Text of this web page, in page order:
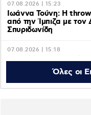
07.08.2026 | 15:23
Ιωάννα Τούνη: Η
από την Ίμπιζα με τον
Σπυριδωνίδη
07.08.2026 | 15:18
Η Σιμώνη
φωτογραφίες & βίντεο
με τον ΑντρέαΌλες οι